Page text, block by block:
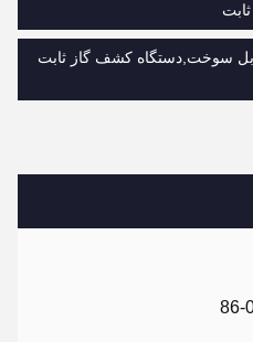
86-
سوخت,دستگاه کشف گاز ثابت